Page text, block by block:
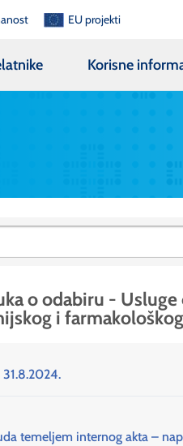
EU projekti
Korisne
o odabiru - Usluge
i
temeljem internog akta –